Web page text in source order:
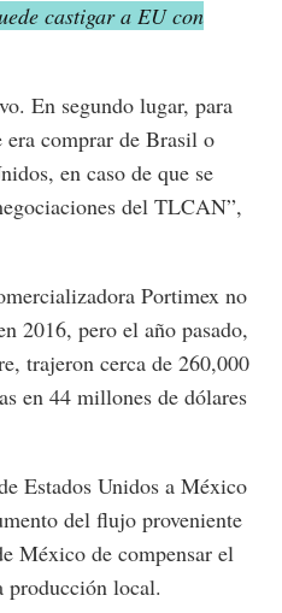
castigar a EU con
En segundo lugar, para
comprar de Brasil o
en caso de que se
del TLCAN”,
Portimex no
2016, pero el año pasado,
trajeron cerca de 260,000
en 44 millones de dólares
Estados Unidos a México
del flujo proveniente
México de compensar el
producción local.